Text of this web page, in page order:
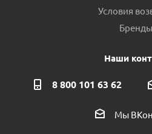
Условия
Бренды
Наши
8 800 101 63 62
Мы